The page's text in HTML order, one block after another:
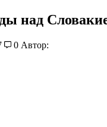
над
0 Автор: